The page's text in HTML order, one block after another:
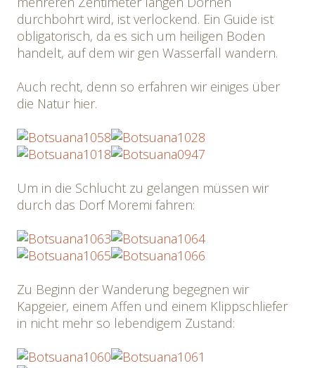
durchbohrt wird, ist verlockend. Ein Guide ist
obligatorisch, da es sich um heiligen Boden
handelt, auf dem wir gen Wasserfall wandern.
Auch recht, denn so erfahren wir einiges über
die Natur hier.
Um in die Schlucht zu gelangen müssen wir
durch das Dorf Moremi fahren:
Zu Beginn der Wanderung begegnen wir
Kapgeier, einem Affen und einem Klippschliefer
in nicht mehr so lebendigem Zustand: